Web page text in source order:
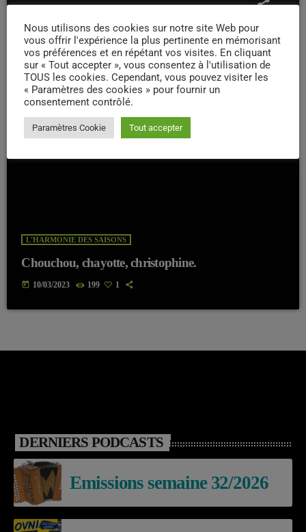
L'HARMONIE DES SAISONS
Chouchou, chayotte, christophine.
today 10/03/2023 199 1
DERNIERS PODCASTS
Emissions semaine 32/2026
Nous utilisons des cookies sur notre site Web pour
vous offrir l'expérience la plus pertinente en mémorisant
vos préférences et en répétant vos visites. En cliquant
sur « Tout accepter », vous consentez à l'utilisation de
TOUS les cookies. Cependant, vous pouvez visiter les
« Paramètres des cookies » pour fournir un
consentement contrôlé.
Paramètres Cookie Tout accepter